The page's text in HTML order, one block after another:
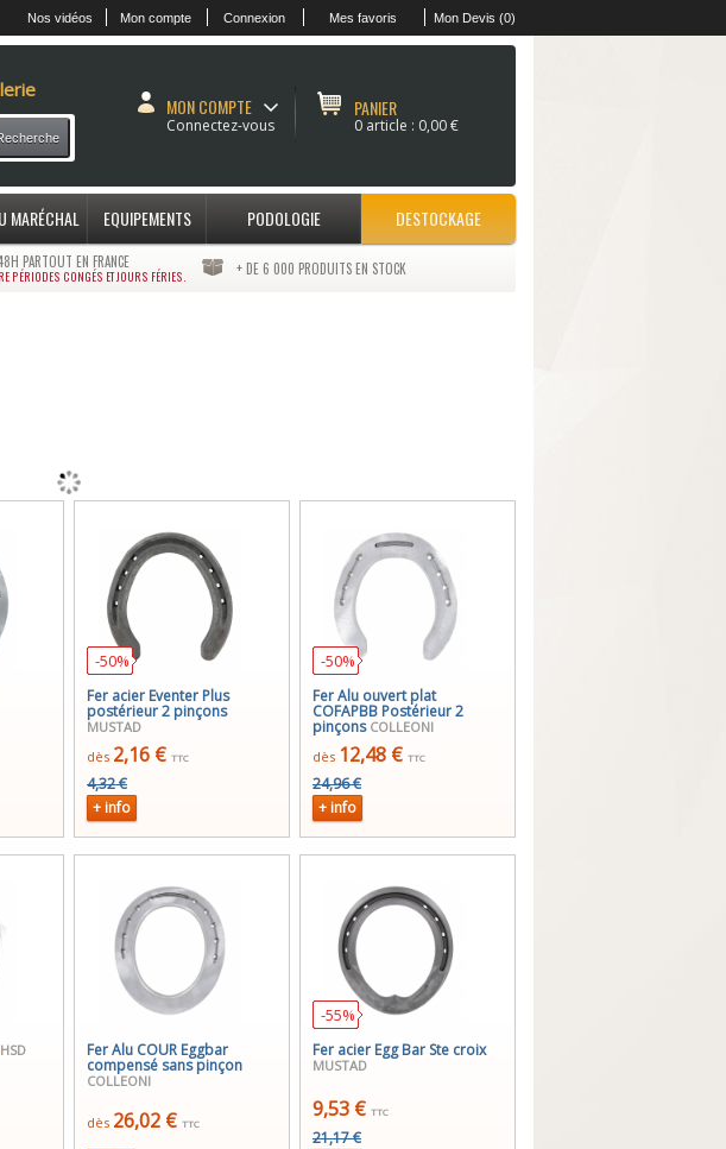
Nos vidéos Mon compte Connexion Mes favoris Mon Devis (0)
MON COMPTE
Connectez-vous
PANIER
0 article : 0,00 €
MARÉCHAL EQUIPEMENTS PODOLOGIE DESTOCKAGE
PARTOUT EN FRANCE
PÉRIODES CONGÉS ET JOURS FÉRIES. + DE 6 000 PRODUITS EN STOCK
-50%
Fer acier Eventer Plus
postérieur 2 pinçons
MUSTAD
dès 2,16 € TTC
4,32 €
+ info
-50%
Fer Alu ouvert plat
COFAPBB Postérieur 2
pinçons COLLEONI
dès 12,48 € TTC
24,96 €
+ info
HSD Fer Alu COUR Eggbar
compensé sans pinçon
COLLEONI
dès 26,02 € TTC
-55%
Fer acier Egg Bar Ste croix
MUSTAD
9,53 € TTC
21,17 €